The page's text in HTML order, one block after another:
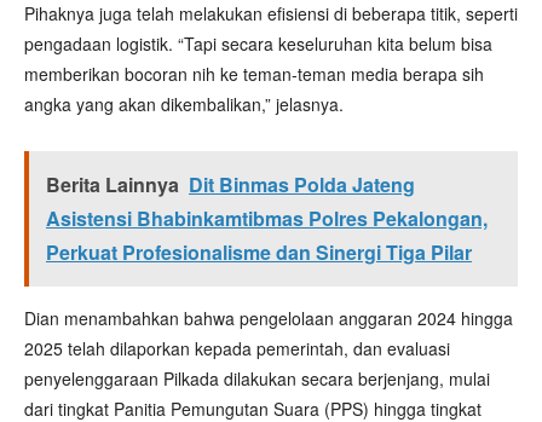
Pihaknya juga telah melakukan efisiensi di beberapa titik, seperti
pengadaan logistik. “Tapi secara keseluruhan kita belum bisa
memberikan bocoran nih ke teman-teman media berapa sih
angka yang akan dikembalikan,” jelasnya.
Berita Lainnya Dit Binmas Polda Jateng
Asistensi Bhabinkamtibmas Polres Pekalongan,
Perkuat Profesionalisme dan Sinergi Tiga Pilar
Dian menambahkan bahwa pengelolaan anggaran 2024 hingga
2025 telah dilaporkan kepada pemerintah, dan evaluasi
penyelenggaraan Pilkada dilakukan secara berjenjang, mulai
dari tingkat Panitia Pemungutan Suara (PPS) hingga tingkat